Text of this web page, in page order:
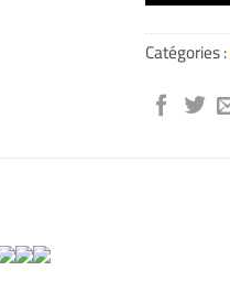
Catégories :